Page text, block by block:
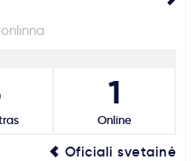
1
Online
Oficiali svetainė